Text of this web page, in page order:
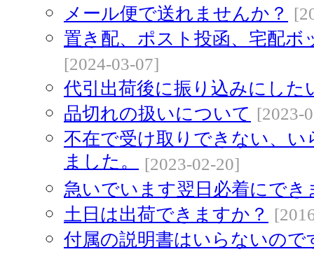
メール便で送れませんか？
置き配、ポスト投函、宅配
[2024-03-07]
代引出荷後に振り込みにした
品切れの扱いについて [2023-
不在で受け取りできない、
ました。 [2023-02-20]
急いでいます翌日必着にでき
土日は出荷できますか？
付属の説明書はいらないので